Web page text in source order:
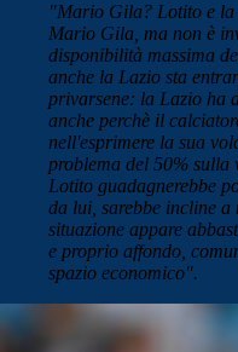
"Mario Gila? Lotito e la
Mario Gila, ma non è
disponibilità massima
anche la Lazio sta
privarsene: la Lazio ha
anche perchè il
nell'esprimere la sua
problema del 50% sulla
Lotito guadagnerebbe
da lui, sarebbe incline
situazione appare
e proprio affondo,
spazio economico".